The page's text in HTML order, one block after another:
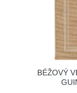
BÉŽOVÝ